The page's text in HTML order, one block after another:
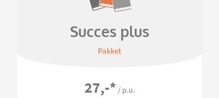
Succes plus
Pakket
27,-* / p.u.